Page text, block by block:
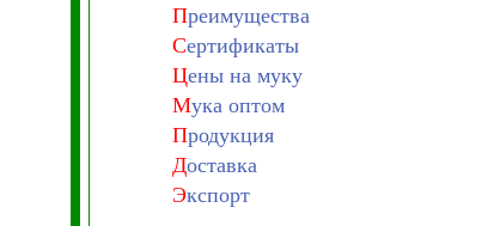
Преимущества
Сертификаты
Цены на муку
Мука оптом
Продукция
Доставка
Экспорт